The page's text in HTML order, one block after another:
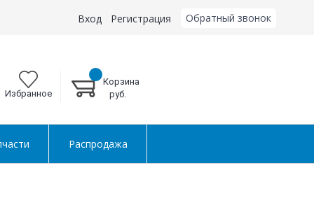
Вход Регистрация Обратный звонок
Избранное
Корзина
руб.
Распродажа